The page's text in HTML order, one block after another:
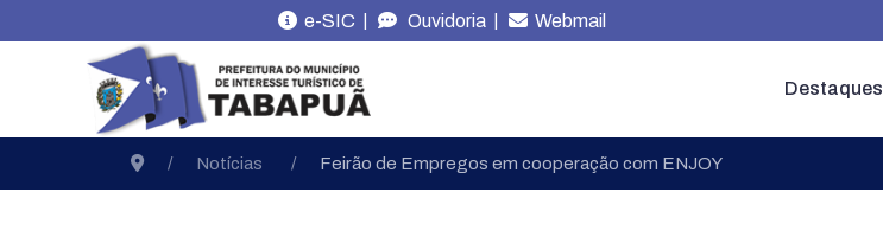
e-SIC | Ouvidoria | Webmail
Destaques
Notícias Feirão de Empregos em cooperação com ENJOY